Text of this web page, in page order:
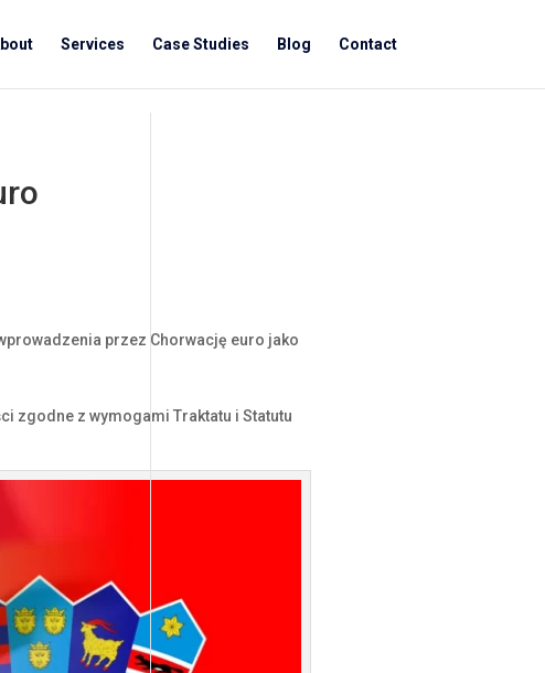
Services Case Studies Blog Contact
przez Chorwację euro jako
zgodne z wymogami Traktatu i Statutu